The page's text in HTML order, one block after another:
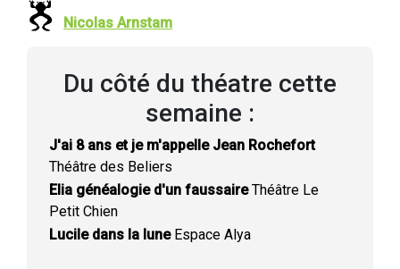
Nicolas Arnstam
Du côté du théatre cette
semaine :
J'ai 8 ans et je m'appelle Jean Rochefort
Théâtre des Beliers
Elia généalogie d'un faussaireThéâtre Le
Petit Chien
Lucile dans la luneEspace Alya